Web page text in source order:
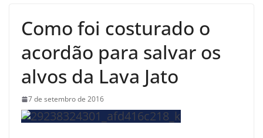
Como foi costurado o
acordão para salvar os
alvos da Lava Jato
7 de setembro de 2016